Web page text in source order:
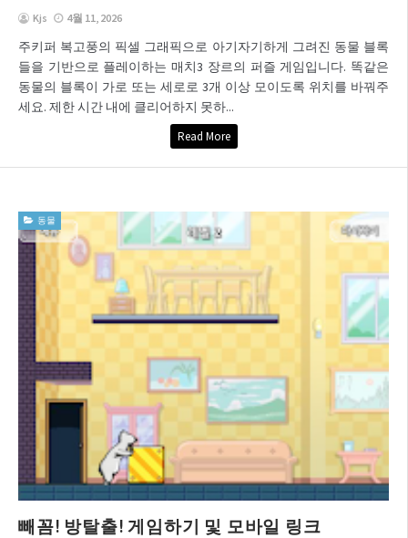
Kjs 4월 11, 2026
주키퍼 복고풍의 픽셀 그래픽으로 아기자기하게 그려진 동물 블록
들을 기반으로 플레이하는 매치3 장르의 퍼즐 게임입니다. 똑같은
동물의 블록이 가로 또는 세로로 3개 이상 모이도록 위치를 바꿔주
세요. 제한 시간 내에 클리어하지 못하...
Read More
동물
빼꼼! 방탈출! 게임하기 및 모바일 링크